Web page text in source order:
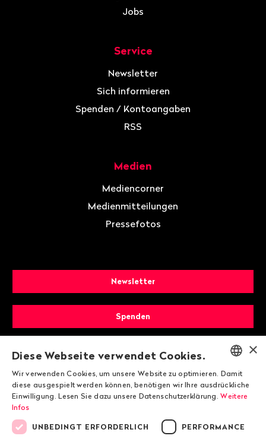
Jobs
Service
Newsletter
Sich informieren
Spenden / Kontoangaben
RSS
Medien
Mediencorner
Medienmitteilungen
Pressefotos
Newsletter
Spenden
Mitglied werden
ENGLISH
DEUTSCH
×
Diese Webseite verwendet Cookies.
Wir verwenden Cookies, um unsere Website zu optimieren. Damit
diese ausgespielt werden können, benötigen wir Ihre ausdrückliche
Einwilligung. Lesen Sie dazu unsere Datenschutzerklärung. Weitere
Infos
UNBEDINGT ERFORDERLICH PERFORMANCE